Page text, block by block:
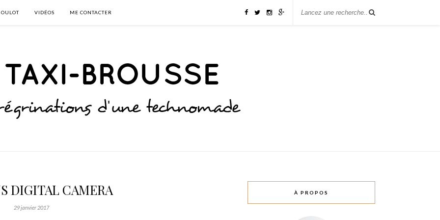
VIDÉOS ME CONTACTER
DIGITAL CAMERA
29 janvier 2017
À PROPOS